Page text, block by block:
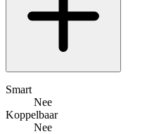
Smart
Nee
Koppelbaar
Nee